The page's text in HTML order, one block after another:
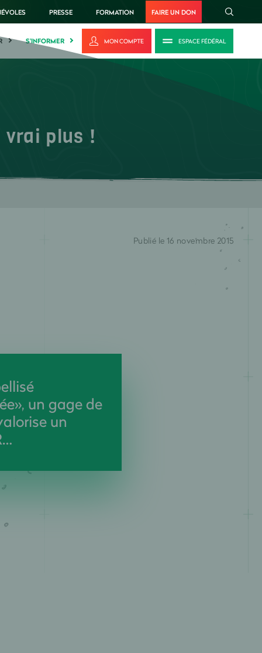
PRESSE FORMATION FAIRE UN DON
S'INFORMER MON COMPTE ESPACE FÉDÉRAL
vrai plus !
un gage de
un
Publié le 16 novembre 2015